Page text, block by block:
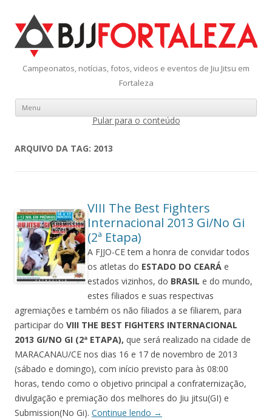
Campeonatos, notícias, fotos, videos e eventos de Jiu Jitsu em
Fortaleza
Menu
Pular para o conteúdo
ARQUIVO DA TAG: 2013
VIII The Best Fighters
Internacional 2013 Gi/No Gi
(2ª Etapa)
A FJJO-CE tem a honra de convidar todos
os atletas do ESTADO DO CEARÁ e
estados vizinhos, do BRASIL e do mundo,
estes filiados e suas respectivas
agremiações e também os não filiados a se filiarem, para
participar do VIII THE BEST FIGHTERS INTERNACIONAL
2013 GI/NO GI (2ª ETAPA), que será realizado na cidade de
MARACANAU/CE nos dias 16 e 17 de novembro de 2013
(sábado e domingo), com início previsto para às 08:00
horas, tendo como o objetivo principal a confraternização,
divulgação e premiação dos melhores do Jiu jitsu(GI) e
Submission(No Gi). Continue lendo →